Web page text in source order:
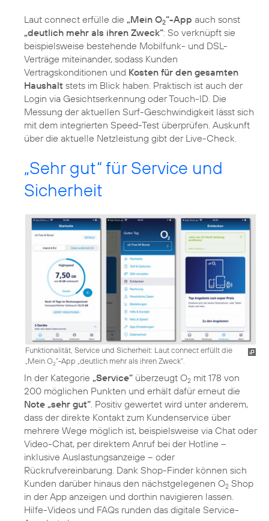
Laut connect erfülle die „Mein O2“-App auch sonst
„deutlich mehr als ihren Zweck“: So verknüpft sie
beispielsweise bestehende Mobilfunk- und DSL-
Verträge miteinander, sodass Kunden
Vertragskonditionen und Kosten für den gesamten
Haushalt stets im Blick haben. Praktisch ist auch der
Login via Gesichtserkennung oder Touch-ID. Die
Messung der aktuellen Surf-Geschwindigkeit lässt sich
mit dem integrierten Speed-Test überprüfen. Auskunft
über die aktuelle Netzleistung gibt der Live-Check.
„Sehr gut“ für Service und
Sicherheit
Funktionalität, Service und Sicherheit: Laut connect erfüllt die
„Mein O2“-App „deutlich mehr als ihren Zweck“.
In der Kategorie „Service“ überzeugt O2 mit 178 von
200 möglichen Punkten und erhält dafür erneut die
Note „sehr gut“ . Positiv gewertet wird unter anderem,
dass der direkte Kontakt zum Kundenservice über
mehrere Wege möglich ist, beispielsweise via Chat oder
Video-Chat, per direktem Anruf bei der Hotline –
inklusive Auslastungsanzeige – oder
Rückrufvereinbarung. Dank Shop-Finder können sich
Kunden darüber hinaus den nächstgelegenen O2 Shop
in der App anzeigen und dorthin navigieren lassen.
Hilfe-Videos und FAQs runden das digitale Service-